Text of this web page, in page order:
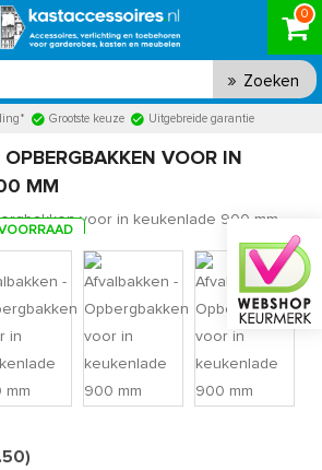
0
Zoeken
Grootste keuze Uitgebreide garantie
VOOR IN
MM